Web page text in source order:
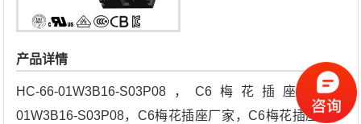
产品详情
HC-66-01W3B16-S03P08，C6梅花插座HC-66-
01W3B16-S03P08，C6梅花插座厂家，C6梅花插座生产